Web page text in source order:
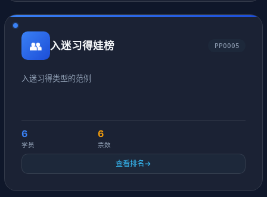
👥 入迷习得娃榜 PP0005
入迷习得类型的范例
6
学员
6
票数
查看排名→